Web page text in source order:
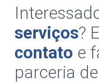
serviços?
contato e
parceria de